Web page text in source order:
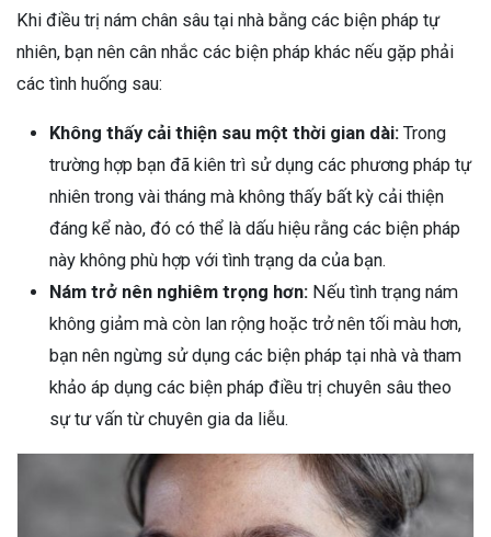
Khi điều trị nám chân sâu tại nhà bằng các biện pháp tự
nhiên, bạn nên cân nhắc các biện pháp khác nếu gặp phải
các tình huống sau:
Không thấy cải thiện sau một thời gian dài: Trong
trường hợp bạn đã kiên trì sử dụng các phương pháp tự
nhiên trong vài tháng mà không thấy bất kỳ cải thiện
đáng kể nào, đó có thể là dấu hiệu rằng các biện pháp
này không phù hợp với tình trạng da của bạn.
Nám trở nên nghiêm trọng hơn: Nếu tình trạng nám
không giảm mà còn lan rộng hoặc trở nên tối màu hơn,
bạn nên ngừng sử dụng các biện pháp tại nhà và tham
khảo áp dụng các biện pháp điều trị chuyên sâu theo
sự tư vấn từ chuyên gia da liễu.